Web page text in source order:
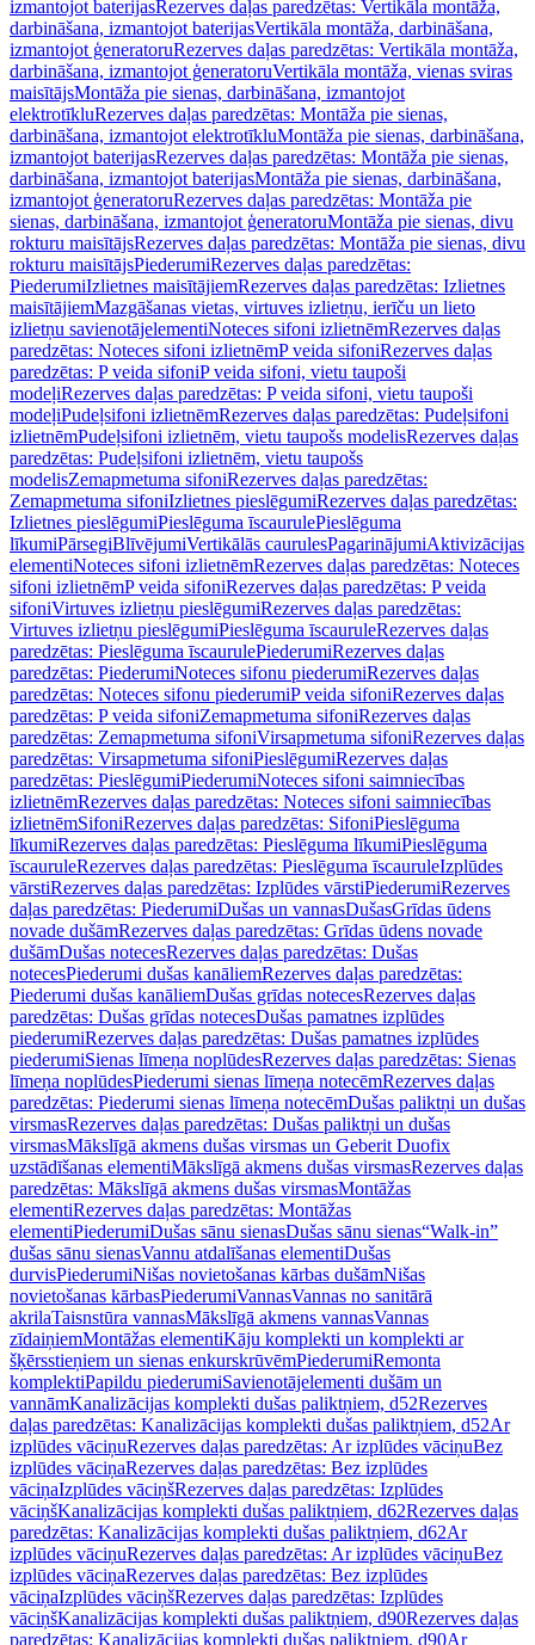
izmantojot baterijasRezerves daļas paredzētas: Vertikāla montāža,
darbināšana, izmantojot baterijasVertikāla montāža, darbināšana,
izmantojot ģeneratoruRezerves daļas paredzētas: Vertikāla montāža,
darbināšana, izmantojot ģeneratoruVertikāla montāža, vienas sviras
maisītājsMontāža pie sienas, darbināšana, izmantojot
elektrotīkluRezerves daļas paredzētas: Montāža pie sienas,
darbināšana, izmantojot elektrotīkluMontāža pie sienas, darbināšana,
izmantojot baterijasRezerves daļas paredzētas: Montāža pie sienas,
darbināšana, izmantojot baterijasMontāža pie sienas, darbināšana,
izmantojot ģeneratoruRezerves daļas paredzētas: Montāža pie
sienas, darbināšana, izmantojot ģeneratoruMontāža pie sienas, divu
rokturu maisītājsRezerves daļas paredzētas: Montāža pie sienas, divu
rokturu maisītājsPiederumiRezerves daļas paredzētas:
PiederumiIzlietnes maisītājiemRezerves daļas paredzētas: Izlietnes
maisītājiemMazgāšanas vietas, virtuves izlietņu, ierīču un lieto
izlietņu savienotājelementiNoteces sifoni izlietnēmRezerves daļas
paredzētas: Noteces sifoni izlietnēmP veida sifoniRezerves daļas
paredzētas: P veida sifoniP veida sifoni, vietu taupoši
modeļiRezerves daļas paredzētas: P veida sifoni, vietu taupoši
modeļiPudeļsifoni izlietnēmRezerves daļas paredzētas: Pudeļsifoni
izlietnēmPudeļsifoni izlietnēm, vietu taupošs modelisRezerves daļas
paredzētas: Pudeļsifoni izlietnēm, vietu taupošs
modelisZemapmetuma sifoniRezerves daļas paredzētas:
Zemapmetuma sifoniIzlietnes pieslēgumiRezerves daļas paredzētas:
Izlietnes pieslēgumiPieslēguma īscaurulePieslēguma
līkumiPārsegiBlīvējumiVertikālās caurulesPagarinājumiAktivizācijas
elementiNoteces sifoni izlietnēmRezerves daļas paredzētas: Noteces
sifoni izlietnēmP veida sifoniRezerves daļas paredzētas: P veida
sifoniVirtuves izlietņu pieslēgumiRezerves daļas paredzētas:
Virtuves izlietņu pieslēgumiPieslēguma īscauruleRezerves daļas
paredzētas: Pieslēguma īscaurulePiederumiRezerves daļas
paredzētas: PiederumiNoteces sifonu piederumiRezerves daļas
paredzētas: Noteces sifonu piederumiP veida sifoniRezerves daļas
paredzētas: P veida sifoniZemapmetuma sifoniRezerves daļas
paredzētas: Zemapmetuma sifoniVirsapmetuma sifoniRezerves daļas
paredzētas: Virsapmetuma sifoniPieslēgumiRezerves daļas
paredzētas: PieslēgumiPiederumiNoteces sifoni saimniecības
izlietnēmRezerves daļas paredzētas: Noteces sifoni saimniecības
izlietnēmSifoniRezerves daļas paredzētas: SifoniPieslēguma
līkumiRezerves daļas paredzētas: Pieslēguma līkumiPieslēguma
īscauruleRezerves daļas paredzētas: Pieslēguma īscauruleIzplūdes
vārstiRezerves daļas paredzētas: Izplūdes vārstiPiederumiRezerves
daļas paredzētas: PiederumiDušas un vannasDušasGrīdas ūdens
novade dušāmRezerves daļas paredzētas: Grīdas ūdens novade
dušāmDušas notecesRezerves daļas paredzētas: Dušas
notecesPiederumi dušas kanāliemRezerves daļas paredzētas:
Piederumi dušas kanāliemDušas grīdas notecesRezerves daļas
paredzētas: Dušas grīdas notecesDušas pamatnes izplūdes
piederumiRezerves daļas paredzētas: Dušas pamatnes izplūdes
piederumiSienas līmeņa noplūdesRezerves daļas paredzētas: Sienas
līmeņa noplūdesPiederumi sienas līmeņa notecēmRezerves daļas
paredzētas: Piederumi sienas līmeņa notecēmDušas paliktņi un dušas
virsmasRezerves daļas paredzētas: Dušas paliktņi un dušas
virsmasMākslīgā akmens dušas virsmas un Geberit Duofix
uzstādīšanas elementiMākslīgā akmens dušas virsmasRezerves daļas
paredzētas: Mākslīgā akmens dušas virsmasMontāžas
elementiRezerves daļas paredzētas: Montāžas
elementiPiederumiDušas sānu sienasDušas sānu sienas“Walk-in”
dušas sānu sienasVannu atdalīšanas elementiDušas
durvisPiederumiNišas novietošanas kārbas dušāmNišas
novietošanas kārbasPiederumiVannasVannas no sanitārā
akrilaTaisnstūra vannasMākslīgā akmens vannasVannas
zīdaiņiemMontāžas elementiKāju komplekti un komplekti ar
šķērsstieņiem un sienas enkurskrūvēmPiederumiRemonta
komplektiPapildu piederumiSavienotājelementi dušām un
vannāmKanalizācijas komplekti dušas paliktņiem, d52Rezerves
daļas paredzētas: Kanalizācijas komplekti dušas paliktņiem, d52Ar
izplūdes vāciņuRezerves daļas paredzētas: Ar izplūdes vāciņuBez
izplūdes vāciņaRezerves daļas paredzētas: Bez izplūdes
vāciņaIzplūdes vāciņšRezerves daļas paredzētas: Izplūdes
vāciņšKanalizācijas komplekti dušas paliktņiem, d62Rezerves daļas
paredzētas: Kanalizācijas komplekti dušas paliktņiem, d62Ar
izplūdes vāciņuRezerves daļas paredzētas: Ar izplūdes vāciņuBez
izplūdes vāciņaRezerves daļas paredzētas: Bez izplūdes
vāciņaIzplūdes vāciņšRezerves daļas paredzētas: Izplūdes
vāciņšKanalizācijas komplekti dušas paliktņiem, d90Rezerves daļas
paredzētas: Kanalizācijas komplekti dušas paliktņiem, d90Ar